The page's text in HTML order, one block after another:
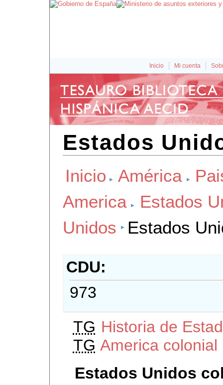
Inicio Mi cuenta
Estados
Inicio América
America
Estados
Unidos
Estados
CDU
973
TG Historia de
TG America colonial
Estados Unidos